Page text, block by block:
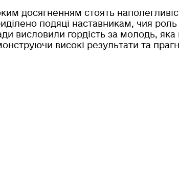
досягненням стоять
подяці наставникам, чия
висловили гордість за молодь,
високі результати та